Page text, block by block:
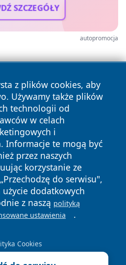
SZCZEGÓŁY
autopromocja
z plików cookies, aby
Używamy także plików
technologii od
w celach
i
Informacje te mogą być
przez naszych
korzystanie ze
do serwisu",
dodatkowych
z naszą polityką
ustawienia .
Cookies
Wszystkie prawa zastrzeżone.